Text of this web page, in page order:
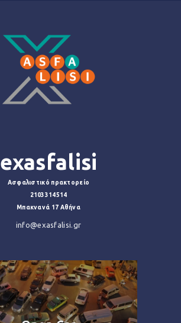
exasfalisi
Ασφαλιστικό πρακτορείο
2103314514
Μπακνανά 17 Αθήνα
info@exasfalisi.gr